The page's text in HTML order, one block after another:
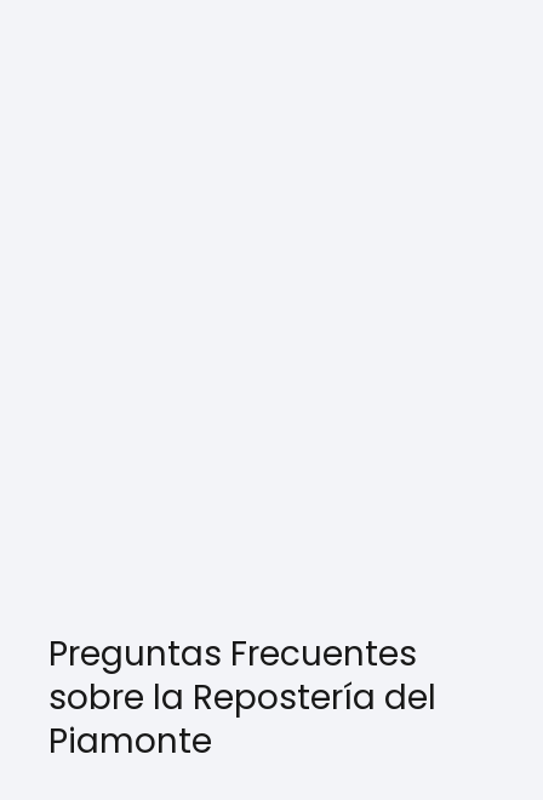
Preguntas Frecuentes
sobre la Repostería del
Piamonte